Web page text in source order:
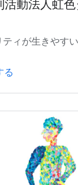
活動法人虹
ィが生きやす
る